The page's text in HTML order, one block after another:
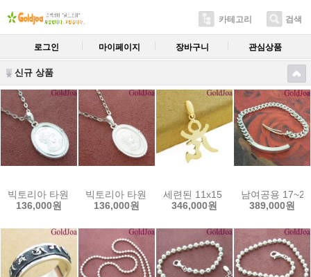
카테고리 검색
로그인 마이페이지 장바구니 관심상품
신규 상품
빅토리아 타원 공용 실버메달 (12148p) 선물용인기 골드조아 할인쿠폰
136,000원
빅토리아 타원 공용 실버메달 (12147p) 선물용인기
136,000원
세련된 11x15 옴자 공용 14k메달
346,000원
남여공용
389,000원